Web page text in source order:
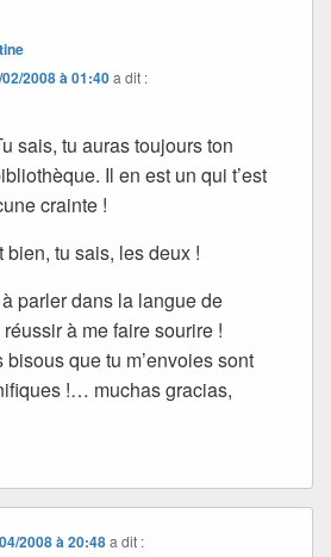
2008 à 01:40a dit :
sais, tu auras toujours ton
Il en est un qui t’est
crainte !
tu sais, les deux !
parler dans la langue de
à me faire sourire !
que tu m’envoies sont
!… muchas gracias,
2008 à 20:48 a dit :